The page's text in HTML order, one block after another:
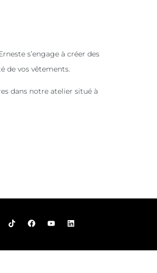
s’engage à créer des
de vos vêtements.
dans notre atelier situé à